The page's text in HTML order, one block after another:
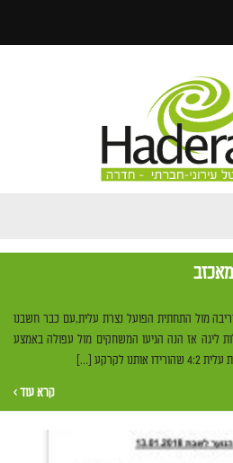
מול התחתית הפועל נצרת עלית,עם כבר חשבנו
ליגה אז הנה הגיעו המשחקים מול עפולה באמצע
קרא עוד ›